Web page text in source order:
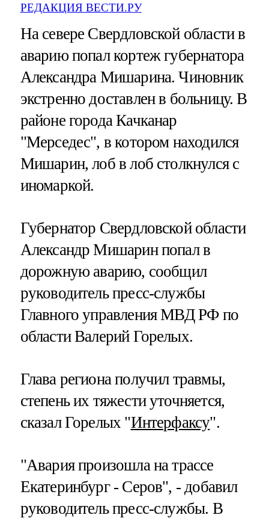
РЕДАКЦИЯ ВЕСТИ.РУ
На севере Свердловской области в
аварию попал кортеж губернатора
Александра Мишарина. Чиновник
экстренно доставлен в больницу. В
районе города Качканар
"Мерседес", в котором находился
Мишарин, лоб в лоб столкнулся с
иномаркой.
Губернатор Свердловской области
Александр Мишарин попал в
дорожную аварию, сообщил
руководитель пресс-службы
Главного управления МВД РФ по
области Валерий Горелых.
Глава региона получил травмы,
степень их тяжести уточняется,
сказал Горелых "Интерфаксу".
"Авария произошла на трассе
Екатеринбург - Серов", - добавил
руководитель пресс-службы. В